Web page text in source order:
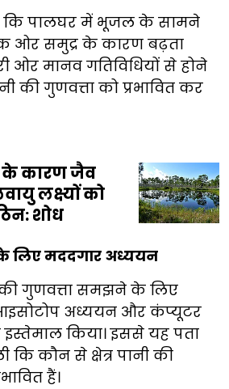
कि पालघर में भूजल के सामने
ओर समुद्र के कारण बढ़ता
ओर मानव गतिविधियों से होने
की गुणवत्ता को प्रभावित कर
के कारण जैव
लक्ष्यों को
शोध
लिए मददगार अध्ययन
की गुणवत्ता समझने के लिए
अध्ययन और कंप्यूटर
किया। इससे यह पता
कौन से क्षेत्र पानी की
हैं।